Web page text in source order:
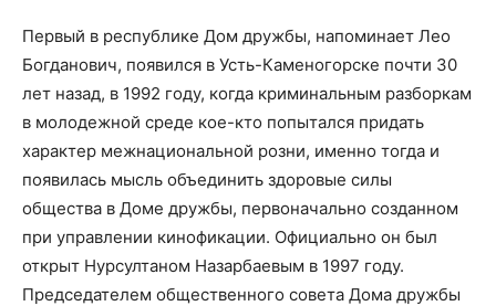
Первый в республике Дом дружбы, напоминает Лео
Богданович, появился в Усть-Каменогорске почти 30
лет назад, в 1992 году, когда криминальным разборкам
в молодежной среде кое-кто попытался придать
характер межнациональной розни, именно тогда и
появилась мысль объединить здоровые силы
общества в Доме дружбы, первоначально созданном
при управлении кинофикации. Официально он был
открыт Нурсултаном Назарбаевым в 1997 году.
Председателем общественного совета Дома дружбы